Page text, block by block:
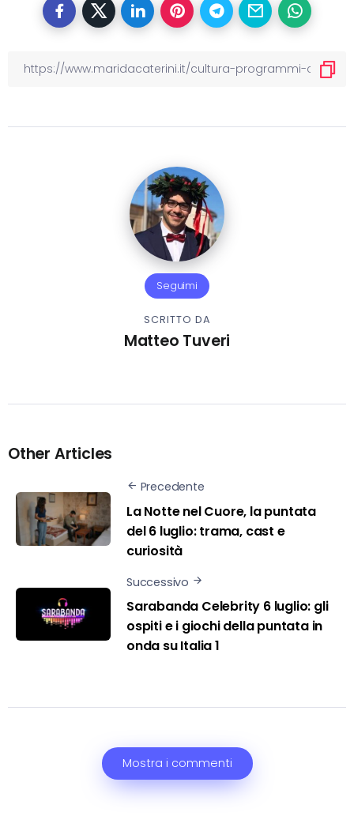
Seguimi
SCRITTO DA
Matteo Tuveri
Other Articles
Precedente
La Notte nel Cuore, la puntata
del 6 luglio: trama, cast e
curiosità
Successivo
Sarabanda Celebrity 6 luglio: gli
ospiti e i giochi della puntata in
onda su Italia 1
Mostra i commenti